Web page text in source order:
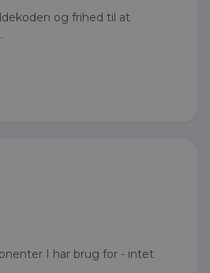
og frihed til at
I har brug for - intet